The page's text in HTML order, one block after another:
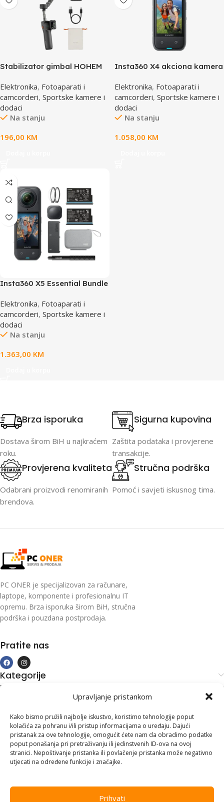
Upravljanje pristankom
Kako bismo pružili najbolje iskustvo, koristimo tehnologije poput
kolačića za pohranu i/ili pristup informacijama o uređaju. Dajući
pristanak za ove tehnologije, omogućit ćete nam da obradimo podatke
poput ponašanja pri pretraživanju ili jedinstvenih ID-ova na ovoj
stranici. Nepoštivanje pristanka ili povlačenje pristanka može negativno
utjecati na određene funkcije i značajke.
Prihvati
Stabilizator gimbal HOHEM
Elektronika, Fotoaparati i
camcorderi, Sportske kamere i
dodaci
Na stanju
196,00 KM
Insta360 X4 akciona kamera
(Bundle sa Lens Guards)
Elektronika, Fotoaparati i
camcorderi, Sportske kamere i
dodaci
Na stanju
1.058,00 KM
Insta360 X5 Essential Bundle
Elektronika, Fotoaparati i
camcorderi, Sportske kamere i
dodaci
Na stanju
1.363,00 KM
Brza isporuka
Dostava širom BiH u najkraćem
roku.
Sigurna kupovina
Zaštita podataka i provjerene
transakcije.
Provjerena kvaliteta
Odabrani proizvodi renomiranih
brendova.
Stručna podrška
Pomoć i savjeti iskusnog tima.
PC ONER je specijalizovan za računare,
laptope, komponente i profesionalnu IT
opremu. Brza isporuka širom BiH, stručna
podrška i pouzdana postprodaja.
Pratite nas
Kategorije
Kupovina i podrška
Kontakt informacije
Branilaca Bosne, 75 300 Lukavac
+387 35 555 999
info@pconer.ba